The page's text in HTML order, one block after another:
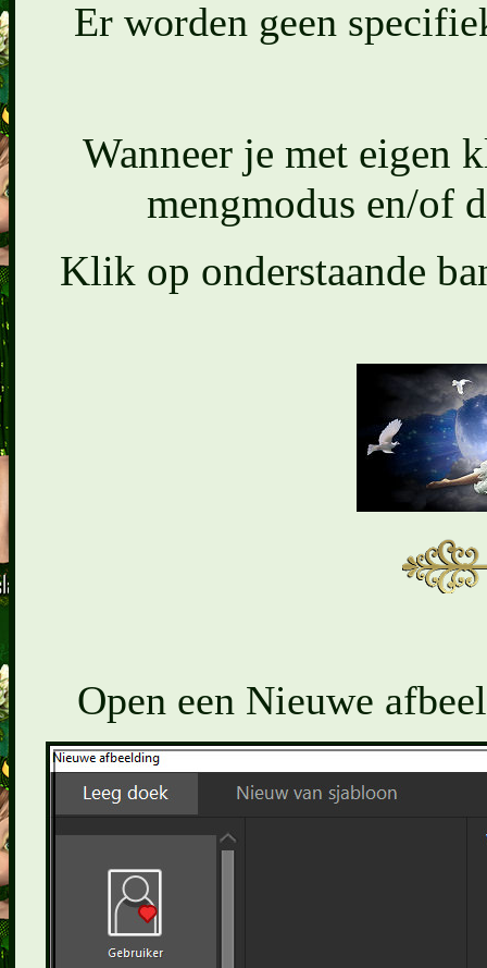
Er worden geen
Wanneer je met eigen
mengmodus en/of
Klik op onderstaande
Open een Nieuwe